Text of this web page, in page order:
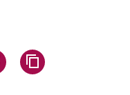
teilen
WhatsApp teilen
Seite über Facebook